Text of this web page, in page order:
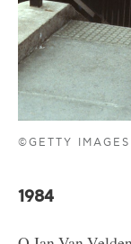
©GETTY IMAGES
1984